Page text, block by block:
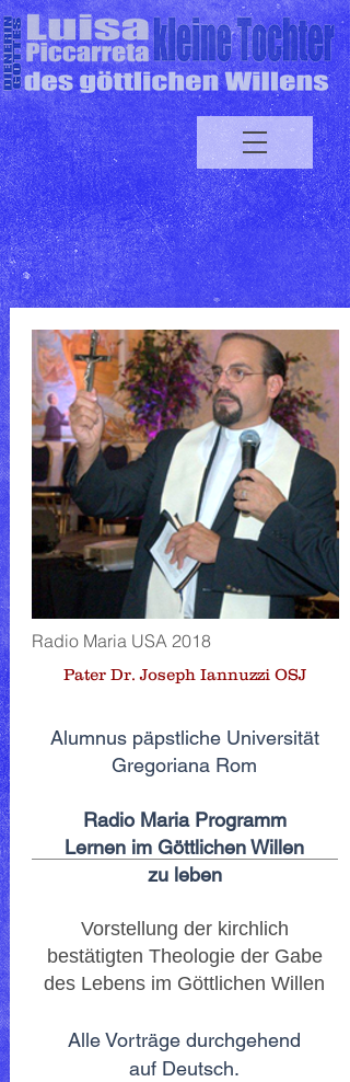
Radio Maria USA 2018
Pater Dr. Joseph Iannuzzi OSJ
Alumnus päpstliche Universität
Gregoriana Rom
Radio Maria Programm
Lernen im Göttlichen Willen
zu leben
Vorstellung der kirchlich
bestätigten Theologie der Gabe
des Lebens im Göttlichen Willen
Alle Vorträge durchgehend
auf Deutsch.